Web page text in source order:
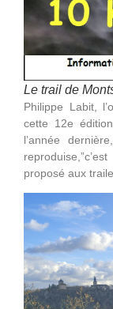
Le trail de
Philippe Labit,
cette 12e
l’année
proposé aux